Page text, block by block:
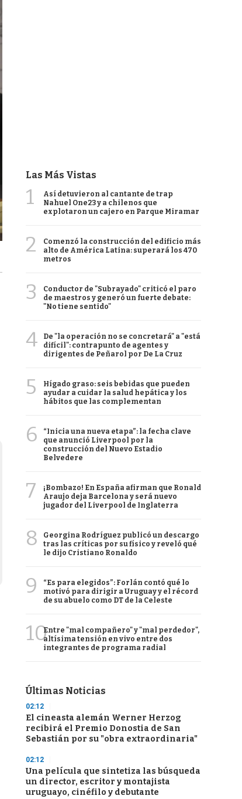
Las Más Vistas
1
Así detuvieron al cantante de trap
Nahuel One23 y a chilenos que
explotaron un cajero en Parque Miramar
2
Comenzó la construcción del edificio más
alto de América Latina: superará los 470
metros
3
Conductor de "Subrayado" criticó el paro
de maestros y generó un fuerte debate:
"No tiene sentido"
4
De "la operación no se concretará" a "está
difícil": contrapunto de agentes y
dirigentes de Peñarol por De La Cruz
5
Hígado graso: seis bebidas que pueden
ayudar a cuidar la salud hepática y los
hábitos que las complementan
6
“Inicia una nueva etapa”: la fecha clave
que anunció Liverpool por la
construcción del Nuevo Estadio
Belvedere
7
¡Bombazo! En España afirman que Ronald
Araujo deja Barcelona y será nuevo
jugador del Liverpool de Inglaterra
8
Georgina Rodríguez publicó un descargo
tras las críticas por su físico y reveló qué
le dijo Cristiano Ronaldo
9
“Es para elegidos”: Forlán contó qué lo
motivó para dirigir a Uruguay y el récord
de su abuelo como DT de la Celeste
10Entre "mal compañero" y "mal perdedor",
altísima tensión en vivo entre dos
integrantes de programa radial
Últimas Noticias
02:12
El cineasta alemán Werner Herzog
recibirá el Premio Donostia de San
Sebastián por su "obra extraordinaria"
02:12
Una película que sintetiza las búsqueda
un director, escritor y montajista
uruguayo, cinéfilo y debutante